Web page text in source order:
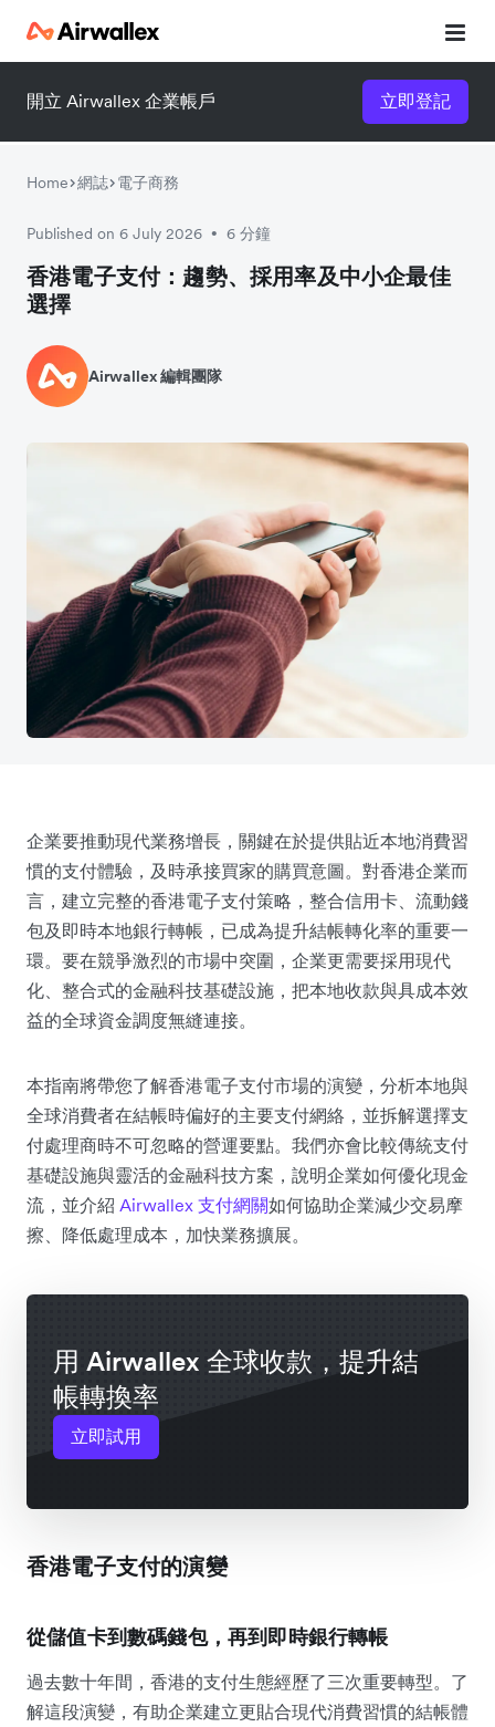
開立 Airwallex 企業帳戶 立即登記
Home 網誌 電子商務
Published on 6 July 2026 • 6 分鐘
香港電子支付：趨勢、採用率及中小企最佳
選擇
Airwallex 編輯團隊
企業要推動現代業務增長，關鍵在於提供貼近本地消費習
慣的支付體驗，及時承接買家的購買意圖。對香港企業而
言，建立完整的香港電子支付策略，整合信用卡、流動錢
包及即時本地銀行轉帳，已成為提升結帳轉化率的重要一
環。要在競爭激烈的市場中突圍，企業更需要採用現代
化、整合式的金融科技基礎設施，把本地收款與具成本效
益的全球資金調度無縫連接。
本指南將帶您了解香港電子支付市場的演變，分析本地與
全球消費者在結帳時偏好的主要支付網絡，並拆解選擇支
付處理商時不可忽略的營運要點。我們亦會比較傳統支付
基礎設施與靈活的金融科技方案，說明企業如何優化現金
流，並介紹 Airwallex 支付網關如何協助企業減少交易摩
擦、降低處理成本，加快業務擴展。
用 Airwallex 全球收款，提升結
帳轉換率
立即試用
香港電子支付的演變
從儲值卡到數碼錢包，再到即時銀行轉帳
過去數十年間，香港的支付生態經歷了三次重要轉型。了
解這段演變，有助企業建立更貼合現代消費習慣的結帳體